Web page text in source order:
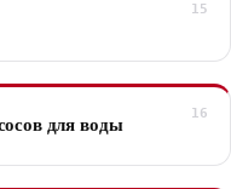
для воды